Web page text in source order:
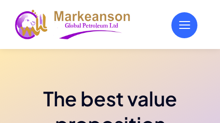
content
The best value